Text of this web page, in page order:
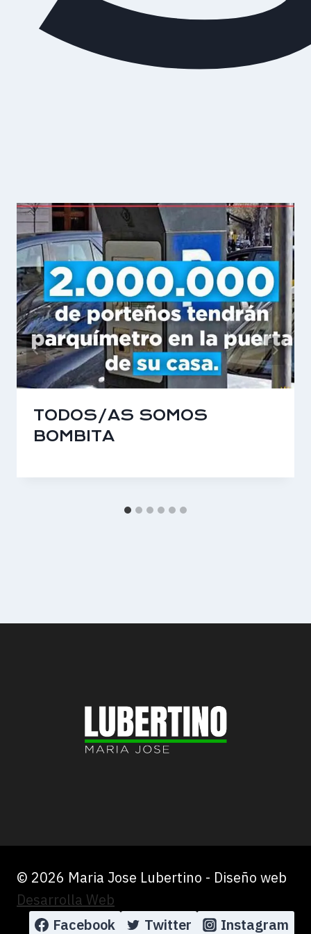
TODOS/AS SOMOS
BOMBITA
© 2026 Maria Jose Lubertino - Diseño web
Desarrolla Web
Facebook
Twitter Instagram